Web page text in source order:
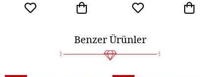
Benzer Ürünler